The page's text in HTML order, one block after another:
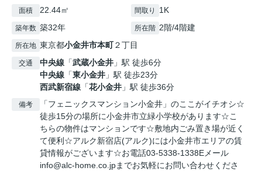
面積 22.44㎡ 間取り 1K
築年数 築32年 所在階 2階/4階建
所在地 東京都小金井市本町２丁目
交通 中央線 「武蔵小金井 」駅 徒歩6分
中央線 「東小金井 」駅 徒歩23分
西武新宿線 「花小金井 」駅 徒歩36分
備考
「フェニックスマンション小金井」のここがイチオシ☆
徒歩15分の場所に小金井市立緑小学校があります☆こ
ちらの物件はマンションです☆敷地内ごみ置き場が近く
て便利☆アルク新宿店(アルク)には小金井市エリアの賃
貸情報がございます☆お電話03-5338-1338Eメール
info@alc-home.co.jpまでお気軽にお問い合わせくださ